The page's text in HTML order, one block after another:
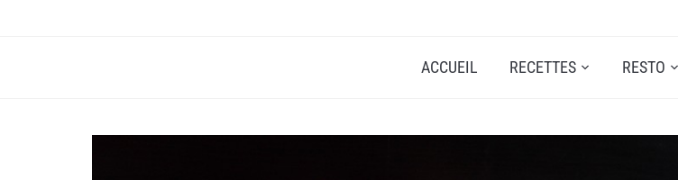
ACCUEIL RECETTES RESTO